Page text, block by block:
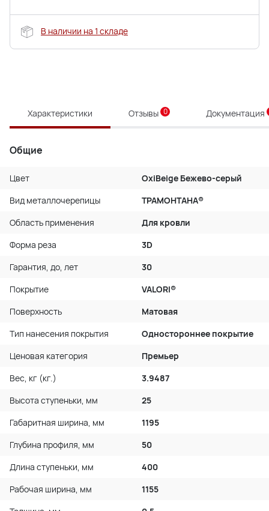
В наличии на 1 складе
Характеристики Отзывы 0 Документация
Общие
Цвет
OxiBеige Бежево-серый
Вид металлочерепицы
ТРАМОНТАНА®
Область применения
Для кровли
Форма реза
3D
Гарантия, до, лет
30
Покрытие
VALORI®
Поверхность
Матовая
Тип нанесения покрытия
Одностороннее покрытие
Ценовая категория
Премьер
Вес, кг (кг.)
3.9487
Высота ступеньки, мм
25
Габаритная ширина, мм
1195
Глубина профиля, мм
50
Длина ступеньки, мм
400
Рабочая ширина, мм
1155